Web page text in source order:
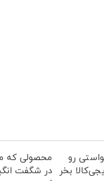
رو
بخر
محصولی که
در شگفت